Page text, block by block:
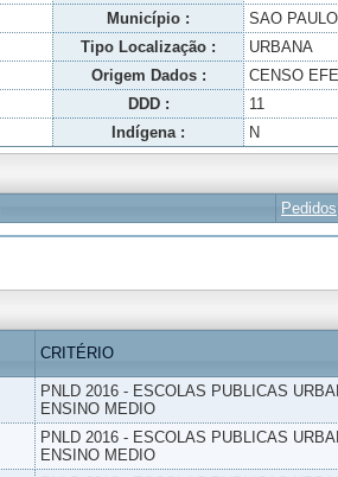
Município : SAO PAULO
Tipo Localização : URBANA
Origem Dados : CENSO
DDD : 11
Indígena : N
Pedidos
CRITÉRIO
PNLD 2016 - ESCOLAS PUBLICAS
ENSINO MEDIO
PNLD 2016 - ESCOLAS PUBLICAS
ENSINO MEDIO